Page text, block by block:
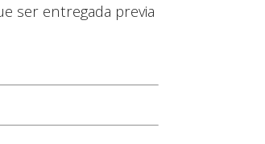
ser entregada previa